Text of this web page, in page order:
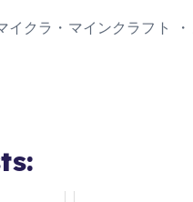
イクラ・マインクラフ